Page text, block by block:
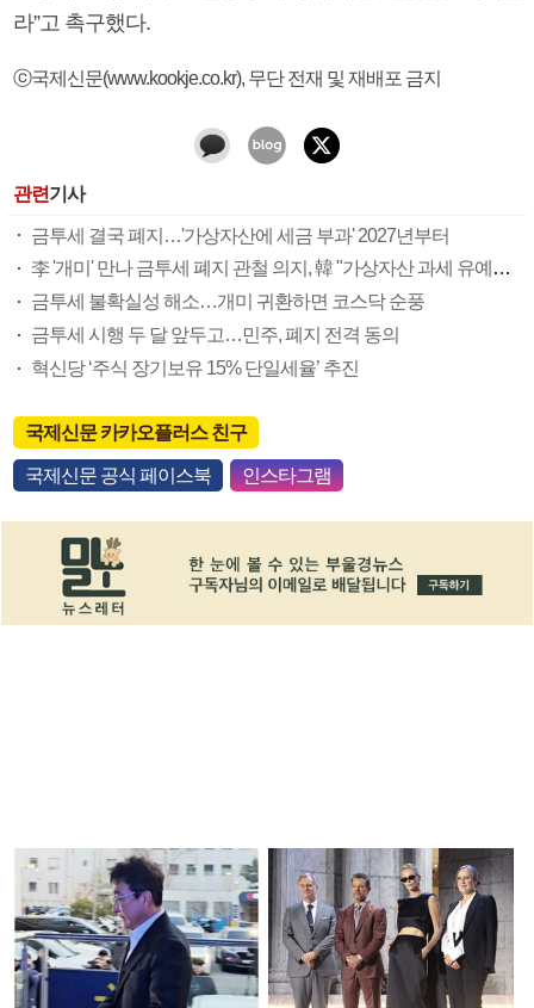
라”고 촉구했다.
ⓒ국제신문(www.kookje.co.kr), 무단 전재 및 재배포 금지
관련기사
금투세 결국 폐지…'가상자산에 세금 부과' 2027년부터
李 '개미' 만나 금투세 폐지 관철 의지, 韓 "가상자산 과세 유예해야"
금투세 불확실성 해소…개미 귀환하면 코스닥 순풍
금투세 시행 두 달 앞두고…민주, 폐지 전격 동의
혁신당 ‘주식 장기보유 15% 단일세율’ 추진
국제신문 카카오플러스 친구
국제신문 공식 페이스북 인스타그램